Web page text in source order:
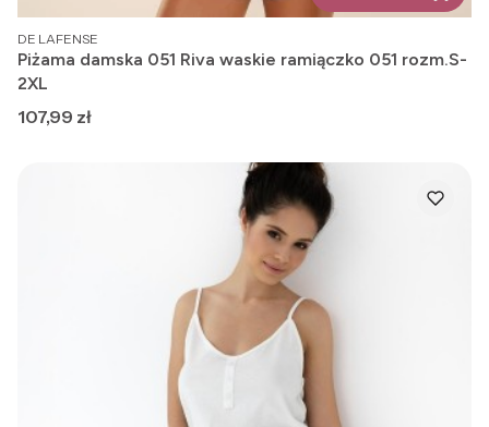
PRODUCENT
DE LAFENSE
Piżama damska 051 Riva waskie ramiączko 051 rozm.S-
2XL
Cena
107,99 zł